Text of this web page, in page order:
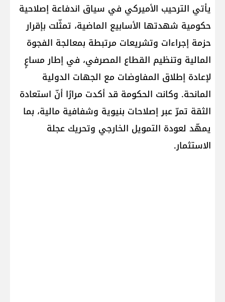
يأتي الترحيب الأميركي في سياق اندفاعة إصلاحية
حكومية شهدتها الأسابيع الماضية، تمثّلت بإقرار
حزمة إجراءات وتشريعات مرتبطة بمعالجة الفجوة
المالية وتنظيم القطاع المصرفي، في إطار مساعٍ
لإعادة إطلاق المفاوضات مع الجهات الدولية
المانحة. وكانت الحكومة قد أكدت مرارًا أنّ استعادة
الثقة تمرّ عبر إصلاحات بنيوية وشفافية مالية، بما
يمهّد لعودة التمويل الخارجي وتحريك عجلة
الاستثمار.